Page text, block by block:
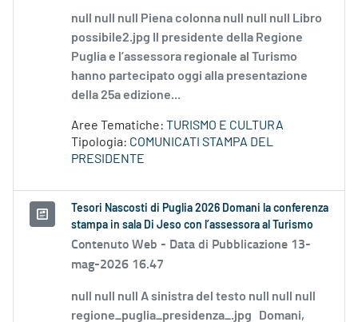
null null null Piena colonna null null null Libro
possibile2.jpg Il presidente della Regione
Puglia e l’assessora regionale al Turismo
hanno partecipato oggi alla presentazione
della 25a edizione...
Aree Tematiche: TURISMO E CULTURA
Tipologia: COMUNICATI STAMPA DEL
PRESIDENTE
Tesori Nascosti di Puglia 2026 Domani la conferenza
stampa in sala Di Jeso con l’assessora al Turismo
Contenuto Web - Data di Pubblicazione 13-
mag-2026 16.47
null null null A sinistra del testo null null null
regione_puglia_presidenza_.jpg Domani,